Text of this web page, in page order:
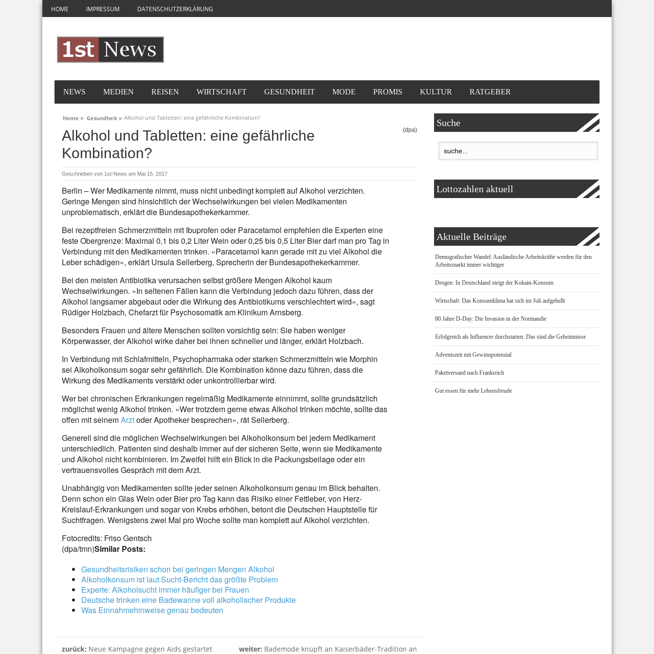
HOME IMPRESSUM DATENSCHUTZERKLÄRUNG
NEWS MEDIEN REISEN WIRTSCHAFT GESUNDHEIT MODE PROMIS KULTUR RATGEBER
Home » Gesundheit » Alkohol und Tabletten: eine gefährliche Kombination?
Alkohol und Tabletten: eine gefährliche
Kombination?
(dpa)
Geschrieben von 1st-News am Mai 15, 2017
Berlin – Wer Medikamente nimmt, muss nicht unbedingt komplett auf Alkohol verzichten.
Geringe Mengen sind hinsichtlich der Wechselwirkungen bei vielen Medikamenten
unproblematisch, erklärt die Bundesapothekerkammer.
Bei rezeptfreien Schmerzmitteln mit Ibuprofen oder Paracetamol empfehlen die Experten eine
feste Obergrenze: Maximal 0,1 bis 0,2 Liter Wein oder 0,25 bis 0,5 Liter Bier darf man pro Tag in
Verbindung mit den Medikamenten trinken. «Paracetamol kann gerade mit zu viel Alkohol die
Leber schädigen», erklärt Ursula Sellerberg, Sprecherin der Bundesapothekerkammer.
Bei den meisten Antibiotika verursachen selbst größere Mengen Alkohol kaum
Wechselwirkungen. «In seltenen Fällen kann die Verbindung jedoch dazu führen, dass der
Alkohol langsamer abgebaut oder die Wirkung des Antibiotikums verschlechtert wird», sagt
Rüdiger Holzbach, Chefarzt für Psychosomatik am Klinikum Arnsberg.
Besonders Frauen und ältere Menschen sollten vorsichtig sein: Sie haben weniger
Körperwasser, der Alkohol wirke daher bei ihnen schneller und länger, erklärt Holzbach.
In Verbindung mit Schlafmitteln, Psychopharmaka oder starken Schmerzmitteln wie Morphin
sei Alkoholkonsum sogar sehr gefährlich. Die Kombination könne dazu führen, dass die
Wirkung des Medikaments verstärkt oder unkontrollierbar wird.
Wer bei chronischen Erkrankungen regelmäßig Medikamente einnimmt, sollte grundsätzlich
möglichst wenig Alkohol trinken. «Wer trotzdem gerne etwas Alkohol trinken möchte, sollte das
offen mit seinemArztoder Apotheker besprechen», rät Sellerberg.
Generell sind die möglichen Wechselwirkungen bei Alkoholkonsum bei jedem Medikament
unterschiedlich. Patienten sind deshalb immer auf der sicheren Seite, wenn sie Medikamente
und Alkohol nicht kombinieren. Im Zweifel hilft ein Blick in die Packungsbeilage oder ein
vertrauensvolles Gespräch mit dem Arzt.
Unabhängig von Medikamenten sollte jeder seinen Alkoholkonsum genau im Blick behalten.
Denn schon ein Glas Wein oder Bier pro Tag kann das Risiko einer Fettleber, von Herz-
Kreislauf-Erkrankungen und sogar von Krebs erhöhen, betont die Deutschen Hauptstelle für
Suchtfragen. Wenigstens zwei Mal pro Woche sollte man komplett auf Alkohol verzichten.
Fotocredits: Friso Gentsch
(dpa/tmn)Similar Posts:
Gesundheitsrisiken schon bei geringen Mengen Alkohol
Alkoholkonsum ist laut Sucht-Bericht das größte Problem
Experte: Alkoholsucht immer häufiger bei Frauen
Deutsche trinken eine Badewanne voll alkoholischer Produkte
Was Einnahmehinweise genau bedeuten
zurück: Neue Kampagne gegen Aids gestartet weiter: Bademode knüpft an Kaiserbäder-Tradition an
Suche
Lottozahlen aktuell
Aktuelle Beiträge
Demografischer Wandel: Ausländische Arbeitskräfte werden für den
Arbeitsmarkt immer wichtiger
Drogen: In Deutschland steigt der Kokain-Konsum
Wirtschaft: Das Konsumklima hat sich im Juli aufgehellt
80 Jahre D-Day: Die Invasion in der Normandie
Erfolgreich als Influencer durchstarten: Das sind die Geheimnisse
Adventszeit mit Gewinnpotenzial
Paketversand nach Frankreich
Gut essen für mehr Lebensfreude